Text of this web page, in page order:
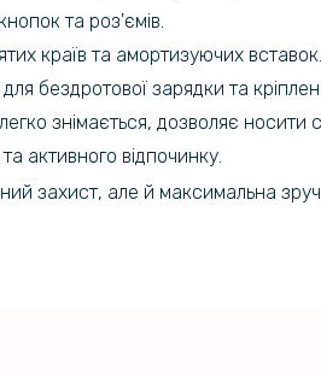
та роз'ємів.
країв та амортизуючих вставок.
бездротової зарядки та
знімається, дозволяє
активного відпочинку.
захист, але й максимальна